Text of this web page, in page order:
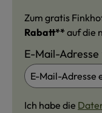
Zum gratis
Rabatt** auf die
E-Mail-Adresse
Ich habe die